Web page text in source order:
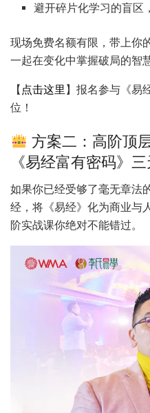
避开碎片化学习的盲区
现场免费名额有限，带上你
一起在变化中掌握破局的智
【 点击这里 】报名参与《易
位！
方案二：高阶顶
《易经富有密码》
如果你已经受够了毫无章法
经，将《易经》化为商业与
阶实战课你绝对不能错过。